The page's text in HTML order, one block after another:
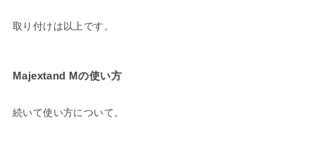
取り付けは以上です。
Majextand Mの使い方
続いて使い方について。